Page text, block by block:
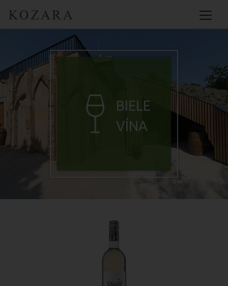
BIELE
VÍNA